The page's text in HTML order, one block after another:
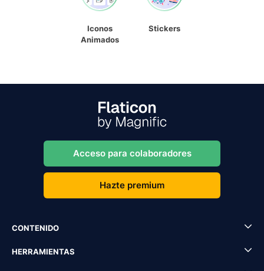
Iconos
Animados
Stickers
Acceso para colaboradores
Hazte premium
CONTENIDO
HERRAMIENTAS